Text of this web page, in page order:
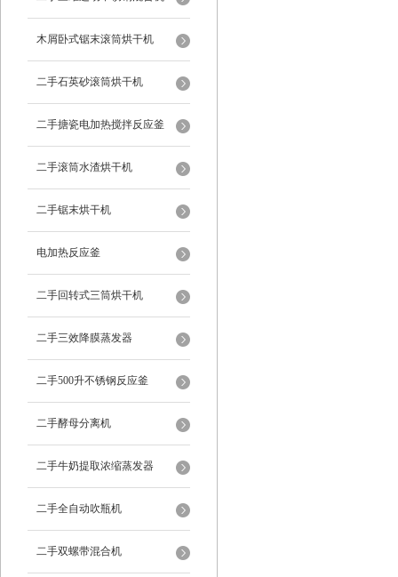
木屑卧式锯末滚筒烘干机
二手石英砂滚筒烘干机
二手搪瓷电加热搅拌反应釜
二手滚筒水渣烘干机
二手锯末烘干机
电加热反应釜
二手回转式三筒烘干机
二手三效降膜蒸发器
二手500升不锈钢反应釜
二手酵母分离机
二手牛奶提取浓缩蒸发器
二手全自动吹瓶机
二手双螺带混合机